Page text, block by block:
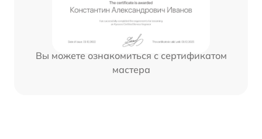
Вы можете ознакомиться с сертификатом
мастера